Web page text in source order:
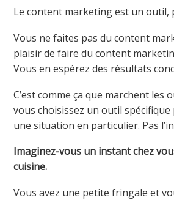
Le content marketing est un outil,
Vous ne faites pas du content
plaisir de faire du content
Vous en espérez des résultats
C’est comme ça que marchent les
vous choisissez un outil
une situation en particulier. Pas
Imaginez-vous un instant chez
cuisine.
Vous avez une petite fringale et